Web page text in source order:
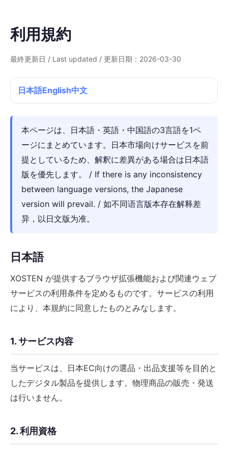
利用規約
最終更新日 / Last updated / 更新日期：2026-03-30
日本語English中文
本ページは、日本語・英語・中国語の3言語を1ペ
ージにまとめています。日本市場向けサービスを前
提としているため、解釈に差異がある場合は日本語
版を優先します。 / If there is any inconsistency
between language versions, the Japanese
version will prevail. / 如不同语言版本存在解释差
异，以日文版为准。
日本語
XOSTEN が提供するブラウザ拡張機能および関連ウェブ
サービスの利用条件を定めるものです。サービスの利用
により、本規約に同意したものとみなします。
1. サービス内容
当サービスは、日本EC向けの選品・出品支援等を目的と
したデジタル製品を提供します。物理商品の販売・発送
は行いません。
2. 利用資格